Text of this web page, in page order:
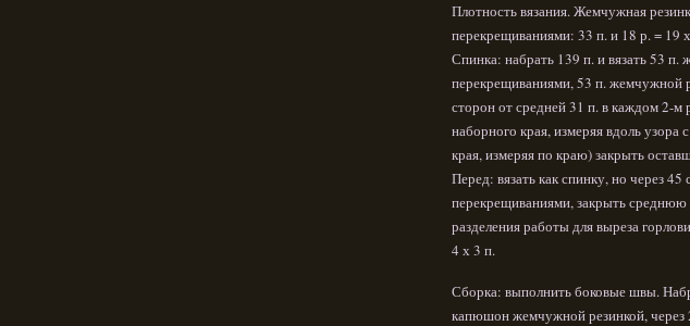
Плотность вязания. Жемчужная
перекрещиваниями: 33 п. и 18 р. = 19
Спинка: набрать 139 п. и вязать 53
перекрещиваниями, 53 п. жемчужной
сторон от средней 31 п. в каждом 2-
наборного края, измеряя вдоль
края, измеряя по краю) закрыть
Перед: вязать как спинку, но через
перекрещиваниями, закрыть среднюю
разделения работы для выреза
4 х 3 п.
Сборка: выполнить боковые швы.
капюшон жемчужной резинкой, через